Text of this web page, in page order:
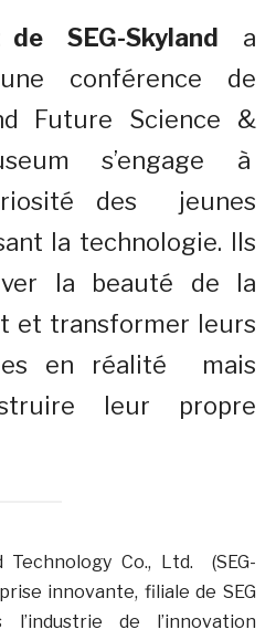
SEG-Skyland
a
conférence de
Future Science &
s’engage à
des jeunes
la technologie. Ils
la beauté de la
et transformer leurs
en réalité mais
leur propre
Technology Co., Ltd. (SEG-
innovante, filiale de SEG
de l’innovation